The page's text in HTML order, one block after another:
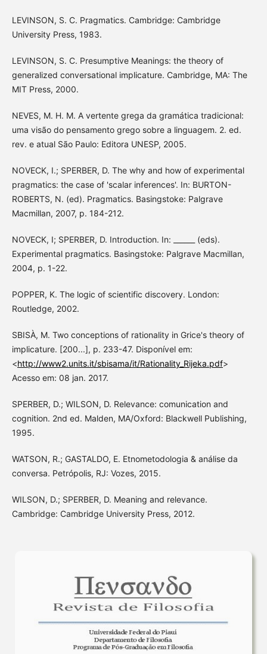
LEVINSON, S. C. Pragmatics. Cambridge: Cambridge
University Press, 1983.
LEVINSON, S. C. Presumptive Meanings: the theory of
generalized conversational implicature. Cambridge, MA: The
MIT Press, 2000.
NEVES, M. H. M. A vertente grega da gramática tradicional:
uma visão do pensamento grego sobre a linguagem. 2. ed.
rev. e atual São Paulo: Editora UNESP, 2005.
NOVECK, I.; SPERBER, D. The why and how of experimental
pragmatics: the case of 'scalar inferences'. In: BURTON-
ROBERTS, N. (ed). Pragmatics. Basingstoke: Palgrave
Macmillan, 2007, p. 184-212.
NOVECK, I; SPERBER, D. Introduction. In: ______ (eds).
Experimental pragmatics. Basingstoke: Palgrave Macmillan,
2004, p. 1-22.
POPPER, K. The logic of scientific discovery. London:
Routledge, 2002.
SBISÀ, M. Two conceptions of rationality in Grice's theory of
implicature. [200...], p. 233-47. Disponível em:
<http://www2.units.it/sbisama/it/Rationality_Rijeka.pdf>
Acesso em: 08 jan. 2017.
SPERBER, D.; WILSON, D. Relevance: comunication and
cognition. 2nd ed. Malden, MA/Oxford: Blackwell Publishing,
1995.
WATSON, R.; GASTALDO, E. Etnometodologia & análise da
conversa. Petrópolis, RJ: Vozes, 2015.
WILSON, D.; SPERBER, D. Meaning and relevance.
Cambridge: Cambridge University Press, 2012.